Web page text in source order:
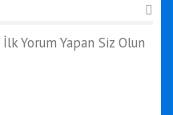
İlk Yorum Yapan Siz Olun